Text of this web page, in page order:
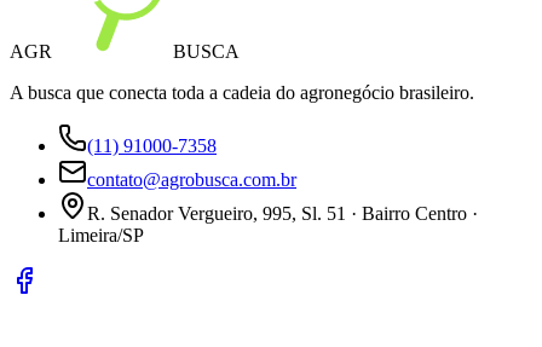
AGR
BUSCA
A busca que conecta toda a cadeia do agronegócio brasileiro.
(11) 91000-7358
contato@agrobusca.com.br
R. Senador Vergueiro, 995, Sl. 51 · Bairro Centro ·
Limeira/SP